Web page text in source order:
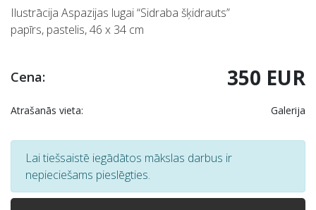
Ilustrācija Aspazijas lugai “Sidraba šķidrauts”
papīrs, pastelis, 46 x 34 cm
Cena: 350 EUR
Atrašanās vieta: Galerija
Lai tiešsaistē iegādātos mākslas darbus ir
nepieciešams pieslēgties.